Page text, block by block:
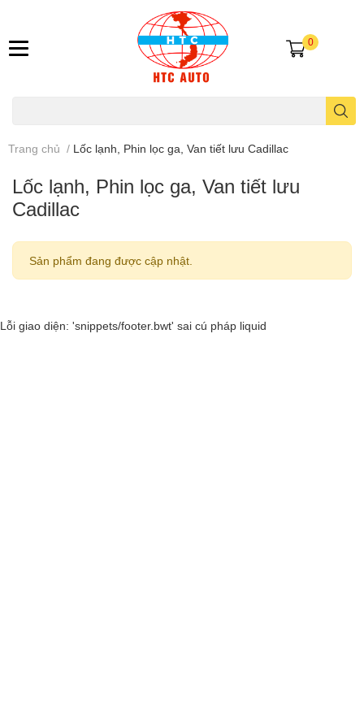
0
Trang chủ / Lốc lạnh, Phin lọc ga, Van tiết lưu Cadillac
Lốc lạnh, Phin lọc ga, Van tiết lưu
Cadillac
Sản phẩm đang được cập nhật.
Lỗi giao diện: 'snippets/footer.bwt' sai cú pháp liquid